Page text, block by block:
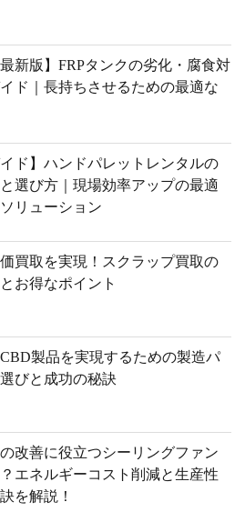
最新版】FRPタンクの劣化・腐食対
ド｜長持ちさせるための最適な
イド】ハンドパレットレンタルの
選び方｜現場効率アップの最適
リューション
買取を実現！スクラップ買取の
お得なポイント
製品を実現するための製造パ
びと成功の秘訣
改善に役立つシーリングファン
エネルギーコスト削減と生産性
を解説！